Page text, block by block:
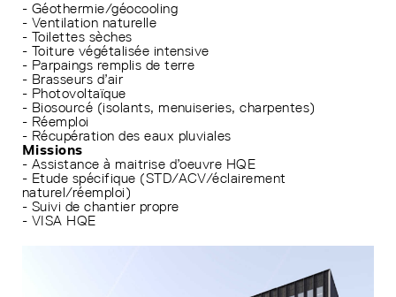
- Géothermie/géocooling
- Ventilation naturelle
- Toilettes sèches
- Toiture végétalisée intensive
- Parpaings remplis de terre
- Brasseurs d’air
- Photovoltaïque
- Biosourcé (isolants, menuiseries, charpentes)
- Réemploi
- Récupération des eaux pluviales
Missions
- Assistance à maitrise d’oeuvre HQE
- Etude spécifique (STD/ACV/éclairement
naturel/réemploi)
- Suivi de chantier propre
- VISA HQE